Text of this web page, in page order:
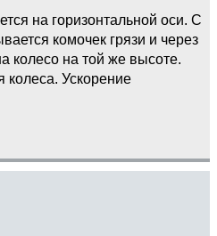
на горизонтальной оси. С
комочек грязи и через
колесо на той же высоте.
колеса. Ускорение